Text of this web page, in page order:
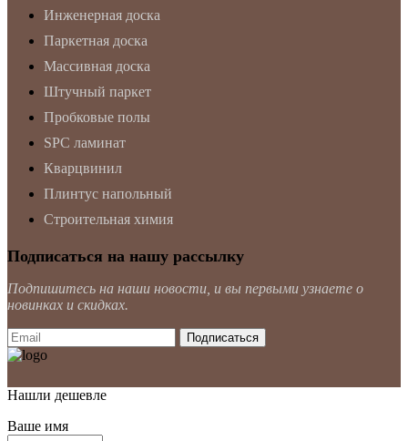
Инженерная доска
Паркетная доска
Массивная доска
Штучный паркет
Пробковые полы
SPC ламинат
Кварцвинил
Плинтус напольный
Строительная химия
Подписаться на нашу рассылку
Подпишитесь на наши новости, и вы первыми узнаете о
новинках и скидках.
Нашли дешевле
Ваше имя